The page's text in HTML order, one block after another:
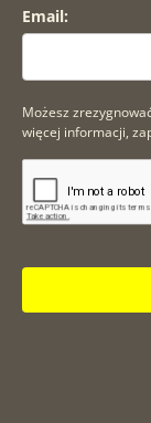
Email:
Możesz
więcej informacji,